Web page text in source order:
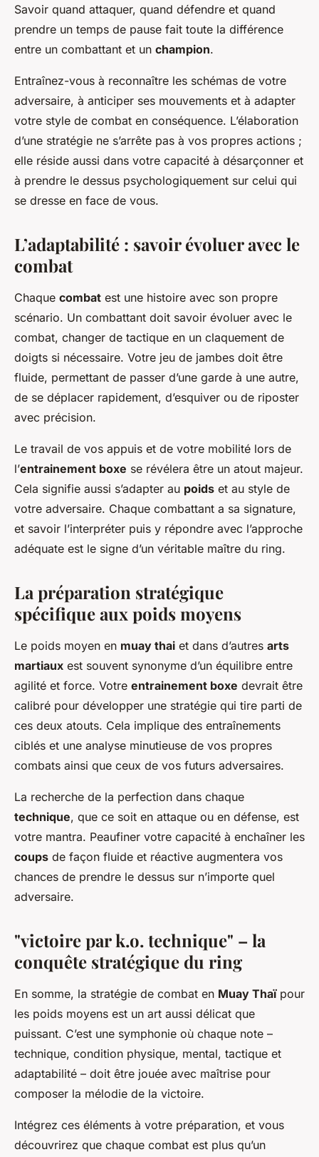
Savoir quand attaquer, quand défendre et quand
prendre un temps de pause fait toute la différence
entre un combattant et un champion.
Entraînez-vous à reconnaître les schémas de votre
adversaire, à anticiper ses mouvements et à adapter
votre style de combat en conséquence. L’élaboration
d’une stratégie ne s’arrête pas à vos propres actions ;
elle réside aussi dans votre capacité à désarçonner et
à prendre le dessus psychologiquement sur celui qui
se dresse en face de vous.
L’adaptabilité : savoir évoluer avec le
combat
Chaque combat est une histoire avec son propre
scénario. Un combattant doit savoir évoluer avec le
combat, changer de tactique en un claquement de
doigts si nécessaire. Votre jeu de jambes doit être
fluide, permettant de passer d’une garde à une autre,
de se déplacer rapidement, d’esquiver ou de riposter
avec précision.
Le travail de vos appuis et de votre mobilité lors de
l’entrainement boxe se révélera être un atout majeur.
Cela signifie aussi s’adapter au poids et au style de
votre adversaire. Chaque combattant a sa signature,
et savoir l’interpréter puis y répondre avec l’approche
adéquate est le signe d’un véritable maître du ring.
La préparation stratégique
spécifique aux poids moyens
Le poids moyen en muay thai et dans d’autres arts
martiaux est souvent synonyme d’un équilibre entre
agilité et force. Votre entrainement boxe devrait être
calibré pour développer une stratégie qui tire parti de
ces deux atouts. Cela implique des entraînements
ciblés et une analyse minutieuse de vos propres
combats ainsi que ceux de vos futurs adversaires.
La recherche de la perfection dans chaque
technique, que ce soit en attaque ou en défense, est
votre mantra. Peaufiner votre capacité à enchaîner les
coups de façon fluide et réactive augmentera vos
chances de prendre le dessus sur n’importe quel
adversaire.
"victoire par k.o. technique" – la
conquête stratégique du ring
En somme, la stratégie de combat en Muay Thaïpour
les poids moyens est un art aussi délicat que
puissant. C’est une symphonie où chaque note –
technique, condition physique, mental, tactique et
adaptabilité – doit être jouée avec maîtrise pour
composer la mélodie de la victoire.
Intégrez ces éléments à votre préparation, et vous
découvrirez que chaque combat est plus qu’un